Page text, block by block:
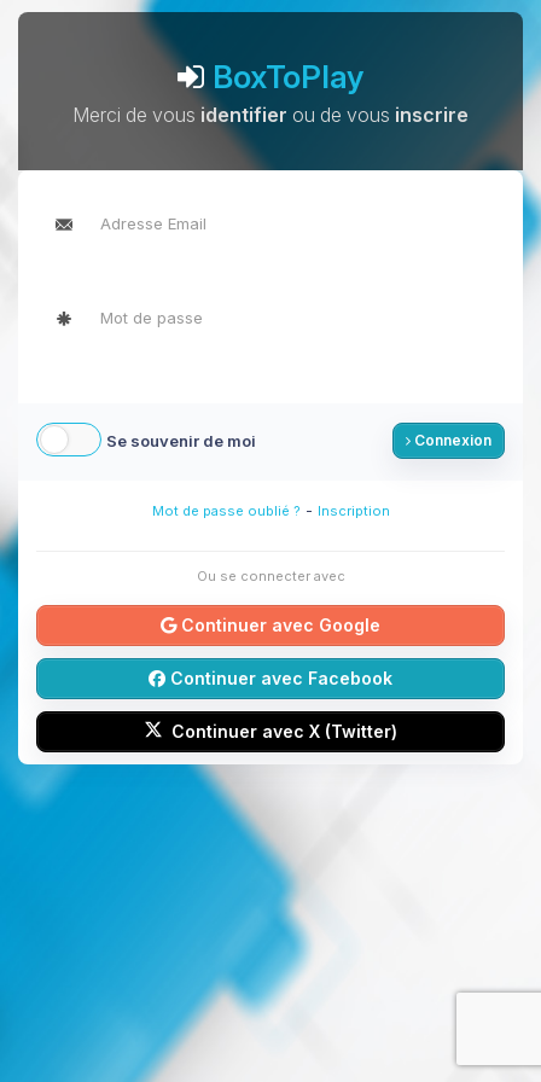
BoxToPlay
Merci de vous identifier ou de vous inscrire
Se souvenir de moi Connexion
Mot de passe oublié ? - Inscription
Ou se connecter avec
Continuer avec Google
Continuer avec Facebook
Continuer avec X (Twitter)